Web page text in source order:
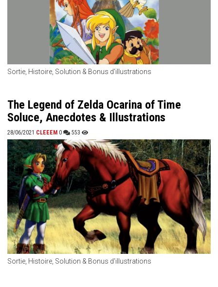
Sortie, Histoire, Solution & Bonus d'illustrations
The Legend of Zelda Ocarina of Time
Soluce, Anecdotes & Illustrations
28/06/2021 CLEEEM 0 553
Sortie, Histoire, Solution & Bonus d'illustrations